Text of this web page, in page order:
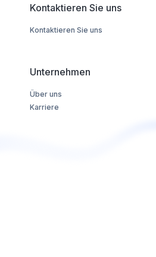
Kontaktieren Sie uns
Kontaktieren Sie uns
Unternehmen
Über uns
Karriere